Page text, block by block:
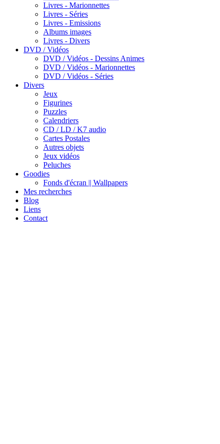
Livres - Marionnettes
Livres - Séries
Livres - Emissions
Albums images
Livres - Divers
DVD / Vidéos
DVD / Vidéos - Dessins Animes
DVD / Vidéos - Marionnettes
DVD / Vidéos - Séries
Divers
Jeux
Figurines
Puzzles
Calendriers
CD / LD / K7 audio
Cartes Postales
Autres objets
Jeux vidéos
Peluches
Goodies
Fonds d'écran || Wallpapers
Mes recherches
Blog
Liens
Contact